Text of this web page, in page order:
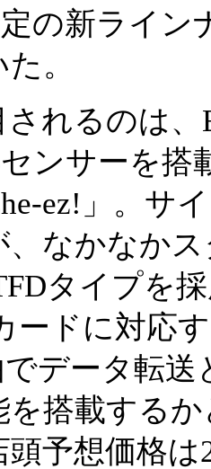
の新ライン
。
れるのは、
ンサーを
ez!」。
、なかなか
タイプを
ードに対応
でデータ転
を搭載する
頭予想価格